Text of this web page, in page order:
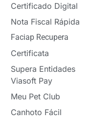
Certificado Digital
Nota Fiscal Rápida
Faciap Recupera
Certificata
Supera Entidades
Viasoft Pay
Meu Pet Club
Canhoto Fácil